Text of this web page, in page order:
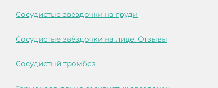
Сосудистые звёздочки на груди
Сосудистые звёздочки на лице. Отзывы
Сосудистый тромбоз